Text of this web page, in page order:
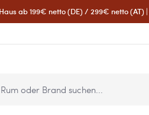
ab 199€ netto (DE) / 299€ netto (AT)